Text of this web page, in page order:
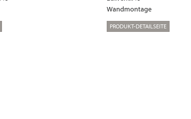
Wandmontage
PRODUKT-DETAILSEITE